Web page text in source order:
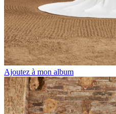
Ajoutez à mon album